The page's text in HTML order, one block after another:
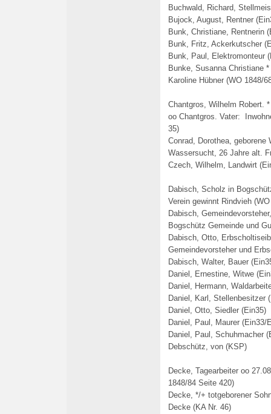
Buchwald, Richard,
Bujock, August, Rentner
Bunk, Christiane, Rentnerin
Bunk, Fritz, Ackerkutscher
Bunk, Paul, Elektromonteur
Bunke, Susanna Christiane
Karoline Hübner (WO 1848/
Chantgros, Wilhelm Robert.
oo Chantgros. Vater:
35)
Conrad, Dorothea,
Wassersucht, 26 Jahre alt.
Czech, Wilhelm, Landwirt
Dabisch, Scholz in
Verein gewinnt Rindvieh
Dabisch,
Bogschütz Gemeinde und
Dabisch, Otto,
Gemeindevorsteher und
Dabisch, Walter, Bauer
Daniel, Ernestine, Witwe
Daniel, Hermann,
Daniel, Karl, Stellenbesitzer
Daniel, Otto, Siedler (Ein35)
Daniel, Paul, Maurer (Ein33/
Daniel, Paul, Schuhmacher
Debschütz, von (KSP)
Decke, Tagearbeiter oo
1848/84 Seite 420)
Decke, */+ totgeborener
Decke (KA Nr. 46)